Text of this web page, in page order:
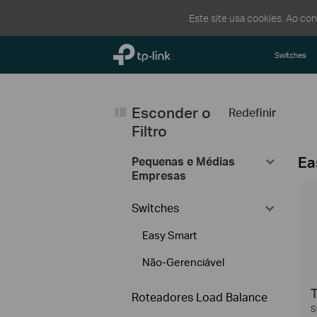
Este site usa cookies. Ao
TP-Link, Reliably Smart Switches
Redefinir
Esconder o
Filtro
Pequenas e Médias
Empresas
Switches
Easy Smart
Não-Gerenciável
Roteadores Load Balance